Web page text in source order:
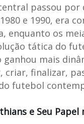
passou
e 1990, era
enquanto os
tática do
mais
criar, finalizar,
futebol
e Seu Papel